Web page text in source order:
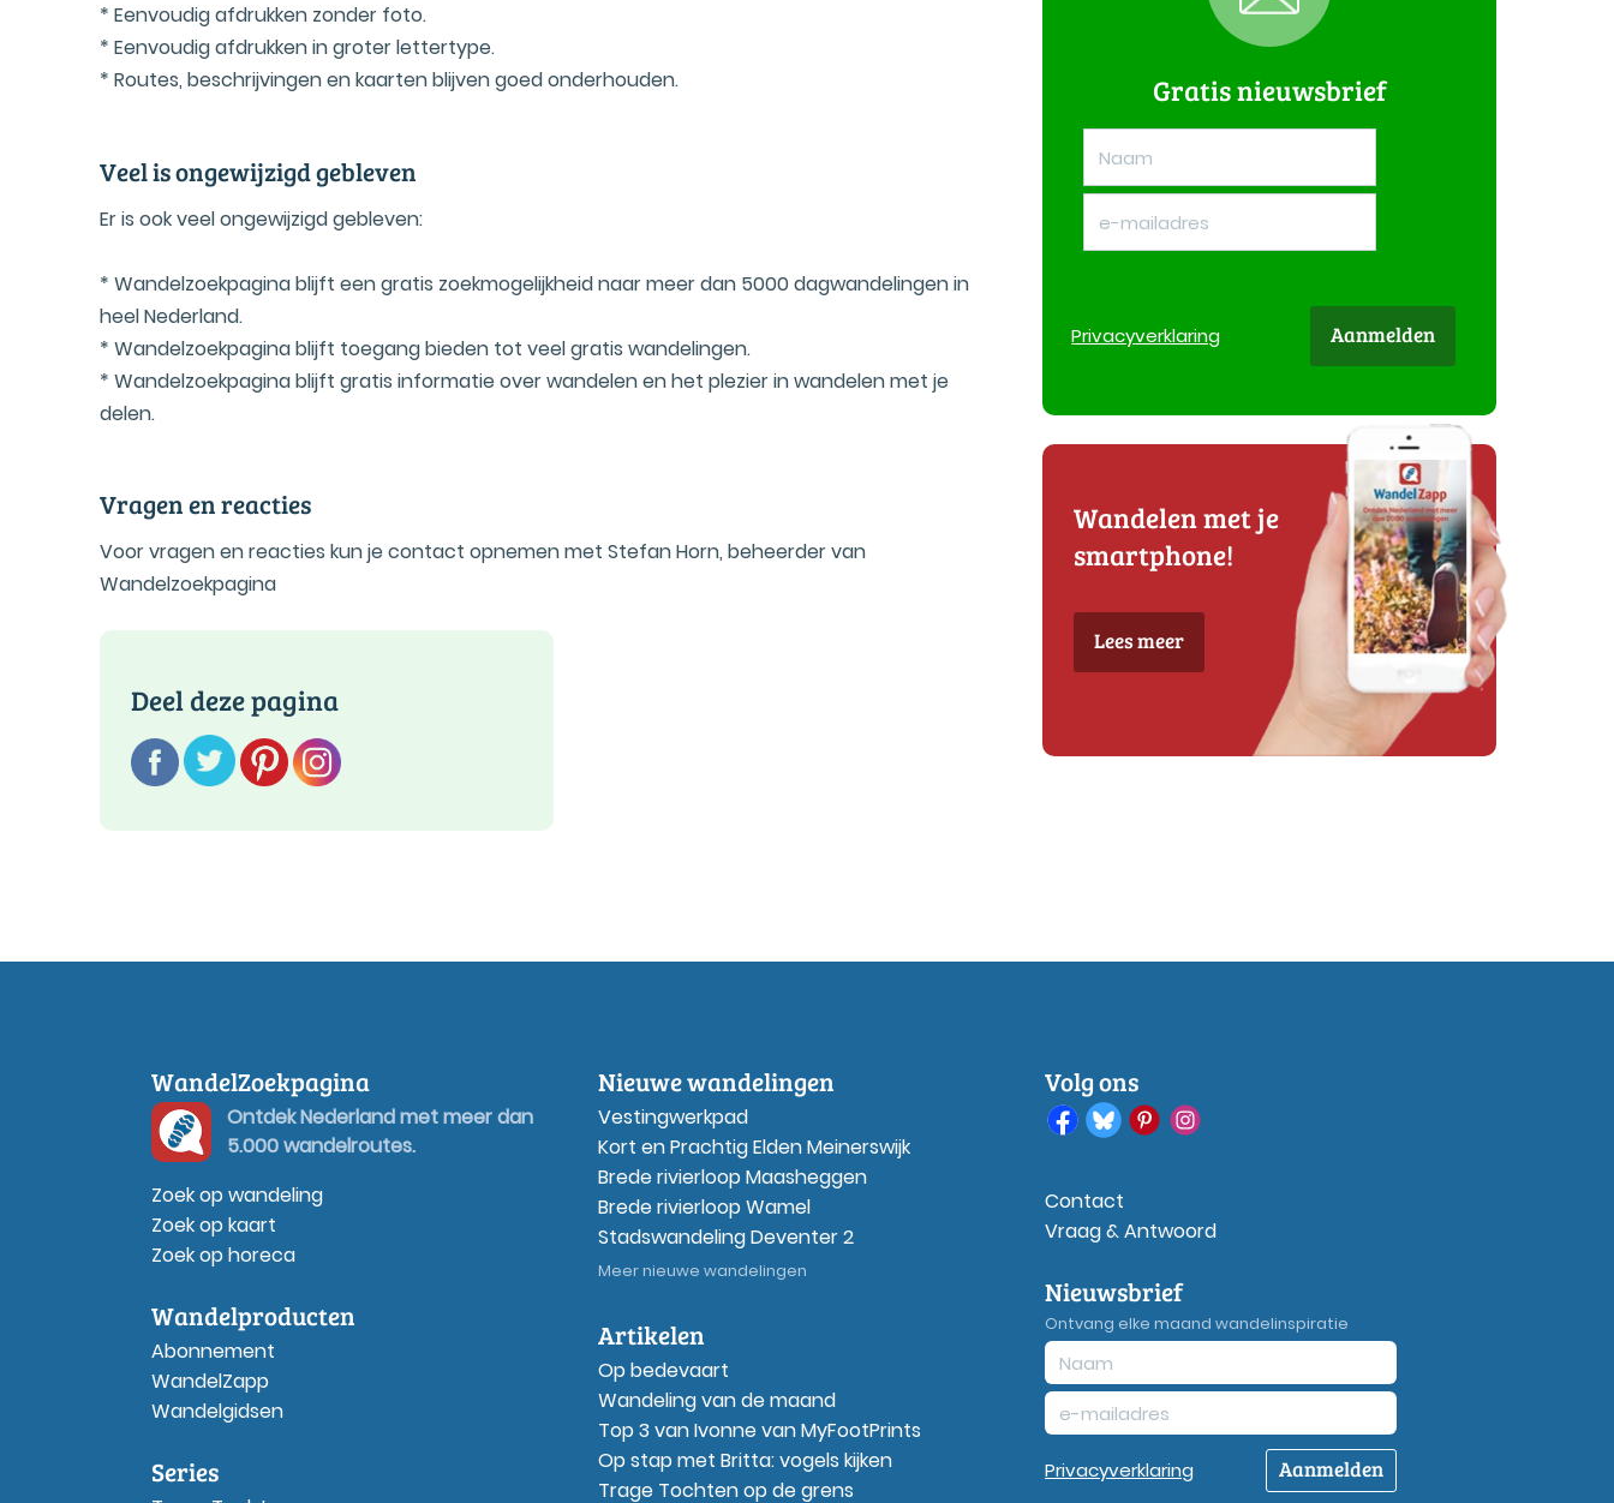
* Eenvoudig afdrukken zonder foto.
* Eenvoudig afdrukken in groter lettertype.
* Routes, beschrijvingen en kaarten blijven goed onderhouden.
Veel is ongewijzigd gebleven
Er is ook veel ongewijzigd gebleven:
* Wandelzoekpagina blijft een gratis zoekmogelijkheid naar meer dan 5000 dagwandelingen in
heel Nederland.
* Wandelzoekpagina blijft toegang bieden tot veel gratis wandelingen.
* Wandelzoekpagina blijft gratis informatie over wandelen en het plezier in wandelen met je
delen.
Gratis nieuwsbrief
Privacyverklaring Aanmelden
Vragen en reacties
Voor vragen en reacties kun je contact opnemen met Stefan Horn, beheerder van
Wandelzoekpagina
Wandelen met je
smartphone!
Lees meer
Deel deze pagina
WandelZoekpagina
Ontdek Nederland met meer dan
5.000 wandelroutes.
Zoek op wandeling
Zoek op kaart
Zoek op horeca
Wandelproducten
Abonnement
WandelZapp
Wandelgidsen
Series
Nieuwe wandelingen
Vestingwerkpad
Kort en Prachtig Elden Meinerswijk
Brede rivierloop Maasheggen
Brede rivierloop Wamel
Stadswandeling Deventer 2
Meer nieuwe wandelingen
Artikelen
Op bedevaart
Wandeling van de maand
Top 3 van Ivonne van MyFootPrints
Op stap met Britta: vogels kijken
Trage Tochten op de grens
Volg ons
Contact
Vraag & Antwoord
Nieuwsbrief
Ontvang elke maand wandelinspiratie
Privacyverklaring Aanmelden